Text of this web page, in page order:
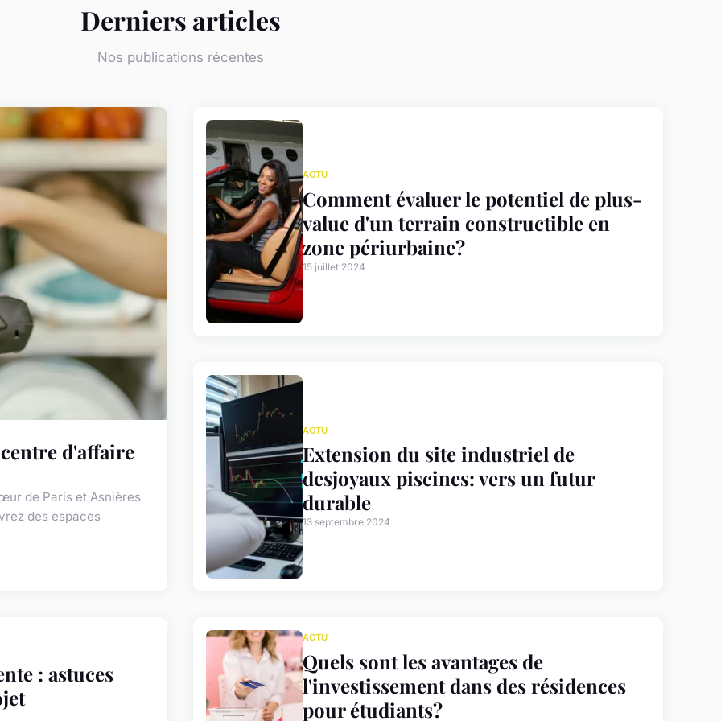
Derniers articles
Nos publications récentes
d'affaire
de Paris et Asnières
des espaces
ACTU
Comment évaluer le potentiel de plus-
value d'un terrain constructible en
zone périurbaine?
15 juillet 2024
ACTU
Extension du site industriel de
desjoyaux piscines: vers un futur
durable
13 septembre 2024
: astuces
ACTU
Quels sont les avantages de
l'investissement dans des résidences
pour étudiants?